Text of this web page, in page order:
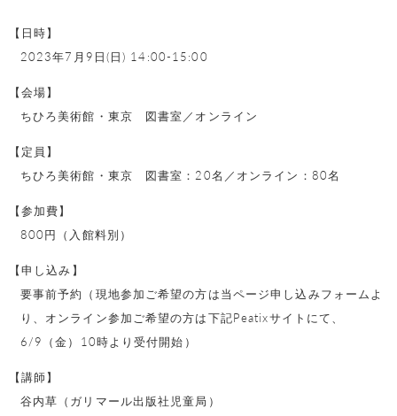
【日時】
2023年7月9日(日) 14:00-15:00
【会場】
ちひろ美術館・東京 図書室／オンライン
【定員】
ちひろ美術館・東京 図書室：20名／オンライン：80名
【参加費】
800円（入館料別）
【申し込み】
要事前予約（現地参加ご希望の方は当ページ申し込みフォームよ
り、オンライン参加ご希望の方は下記Peatixサイトにて、
6/9（金）10時より受付開始）
【講師】
谷内草（ガリマール出版社児童局）